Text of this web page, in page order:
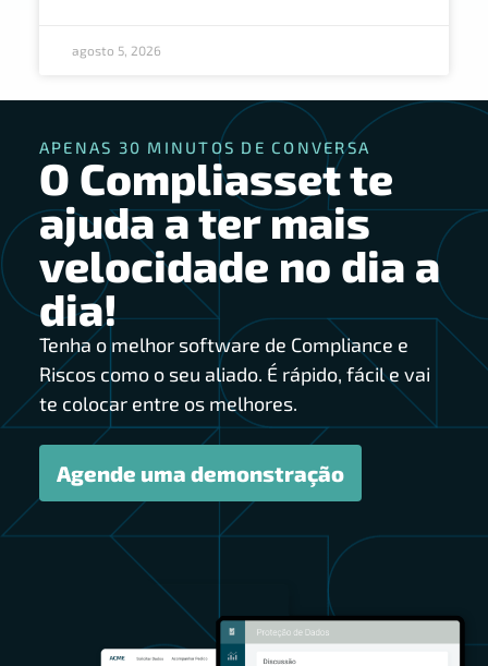
agosto 5, 2026
APENAS 30 MINUTOS DE CONVERSA
O Compliasset te
ajuda a ter mais
velocidade no dia a
dia!
Tenha o melhor software de Compliance e
Riscos como o seu aliado. É rápido, fácil e vai
te colocar entre os melhores.
Agende uma demonstração